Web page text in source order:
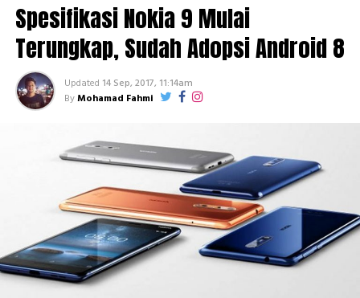
Spesifikasi Nokia 9 Mulai
Terungkap, Sudah Adopsi Android 8
Updated 14 Sep, 2017, 11:14am
ByMohamad Fahmi